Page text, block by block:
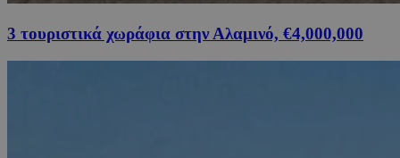
3 τουριστικά χωράφια στην Αλαμινό, €4,000,000